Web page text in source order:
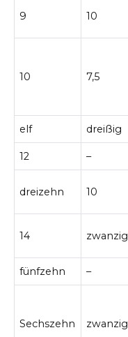
9 10
10 7,5
elf dreißig
12 –
dreizehn 10
14 zwanzig
fünfzehn –
Sechszehn zwanzig